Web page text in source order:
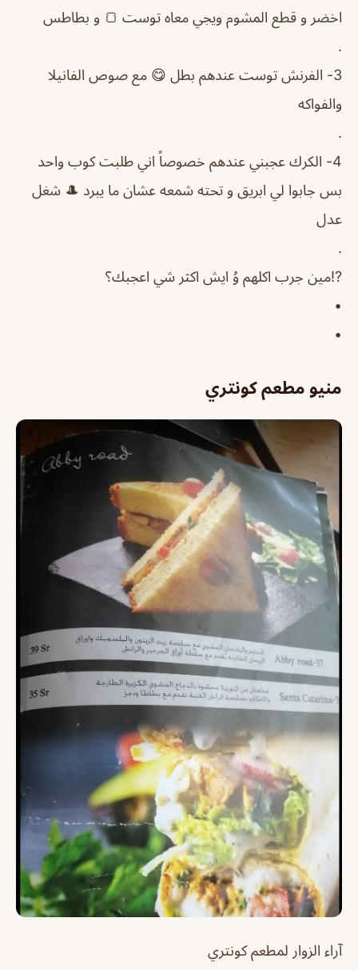
اخضر و قطع المشوم ويجي معاه توست 🍞 و بطاطس
.
3- الفرنش توست عندهم بطل 😋 مع صوص الفانيلا
والفواكه
.
4- الكرك عجبني عندهم خصوصاً اني طلبت كوب واحد
بس جابوا لي ابريق و تحته شمعه عشان ما يبرد 🎩 شغل
عدل
.
⁉️مين جرب اكلهم وُ ايش اكثر شي اعجبك؟
•
•
منيو مطعم كونتري
آراء الزوار لمطعم كونتري